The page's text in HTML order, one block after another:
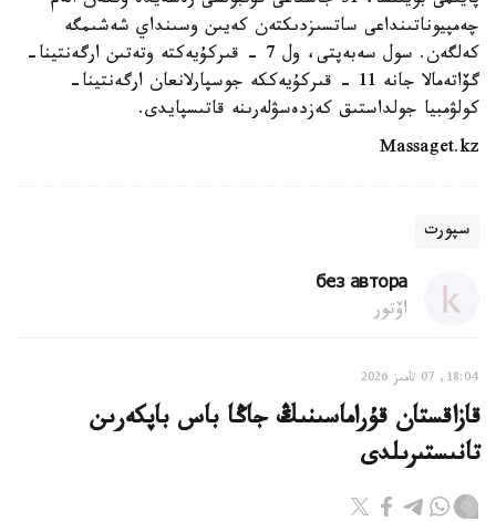
چەمپيوناتىنداعى ساتسىزدىكتەن كەيىن وسىنداي شەشىمگە
كەلگەن. سول سەبەپتى، ول 7 - قىركۇيەكتە وتەتىن ارگەنتينا-
گۆاتەمالا جانە 11 - قىركۇيەككە جوسپارلانعان ارگەنتينا-
كولۋمبيا جولداستىق كەزدەسۋلەرىنە قاتىسپايدى.
Massaget.kz
سپورت
без автора
اۆتور
18:04, 07 تامىز 2026
قازاقستان قۇراماسىنىڭ جاڭا باس باپكەرىن
تانىستىرىلدى